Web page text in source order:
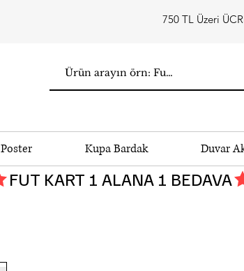
750 TL Üzeri
Poster Kupa Bardak Duvar